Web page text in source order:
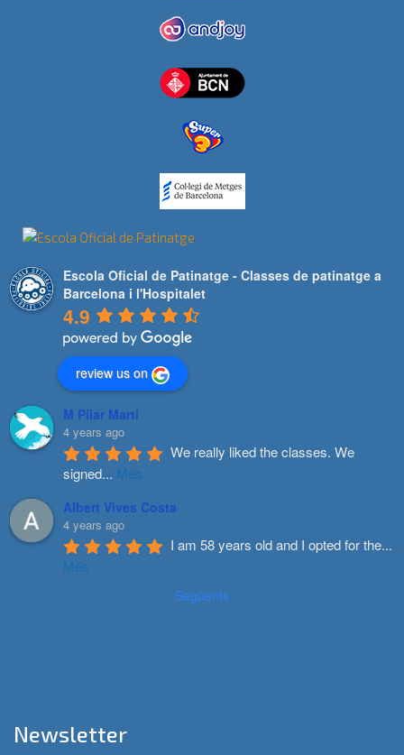
Escola Oficial de Patinatge - Classes de patinatge a
Barcelona i l'Hospitalet
4.9
review us on
M Pilar Marti
4 years ago
We really liked the classes. We
signed... Més
Albert Vives Costa
4 years ago
I am 58 years old and I opted for the...
Més
Següents
Newsletter